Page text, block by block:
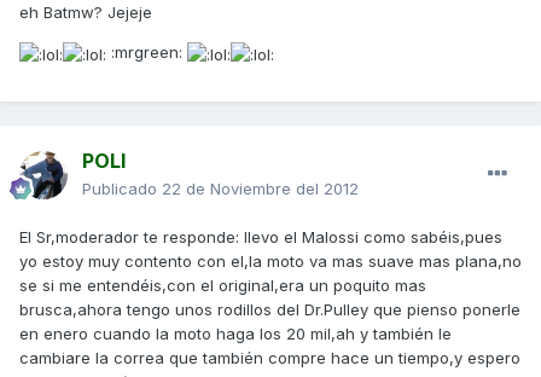
eh Batmw? Jejeje
:mrgreen:
POLI
Publicado 22 de Noviembre del 2012
El Sr,moderador te responde: llevo el Malossi como sabéis,pues
yo estoy muy contento con el,la moto va mas suave mas plana,no
se si me entendéis,con el original,era un poquito mas
brusca,ahora tengo unos rodillos del Dr.Pulley que pienso ponerle
en enero cuando la moto haga los 20 mil,ah y también le
cambiare la correa que también compre hace un tiempo,y espero